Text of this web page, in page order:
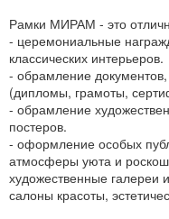
Рамки МИРАМ - это
- церемониальные
классических интерьеров.
- обрамление
(дипломы, грамоты,
- обрамление
постеров.
- оформление особых
атмосферы уюта и
художественные галереи
салоны красоты,